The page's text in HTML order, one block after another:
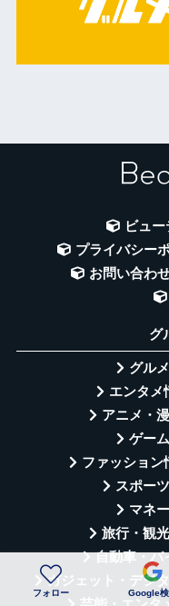
ビュ
プライバシー
お問い合わ
グ
グル
エンタメ
アニメ・
ゲー
ファッション
スポー
マネ
旅行・観
自動車・バ
ガジェット・デジ
フォロー Google